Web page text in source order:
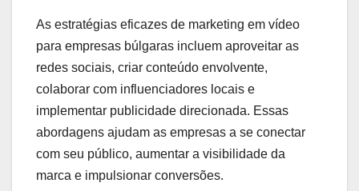
As estratégias eficazes de marketing em vídeo
para empresas búlgaras incluem aproveitar as
redes sociais, criar conteúdo envolvente,
colaborar com influenciadores locais e
implementar publicidade direcionada. Essas
abordagens ajudam as empresas a se conectar
com seu público, aumentar a visibilidade da
marca e impulsionar conversões.